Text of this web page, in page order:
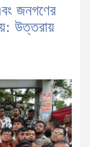
জনগণের
উত্তরায়